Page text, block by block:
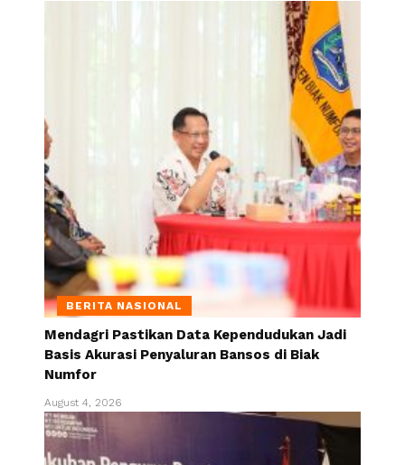
BERITA NASIONAL
Mendagri Pastikan Data Kependudukan Jadi
Basis Akurasi Penyaluran Bansos di Biak
Numfor
August 4, 2026